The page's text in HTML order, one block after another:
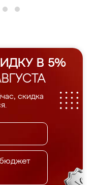
В 5%
скидка